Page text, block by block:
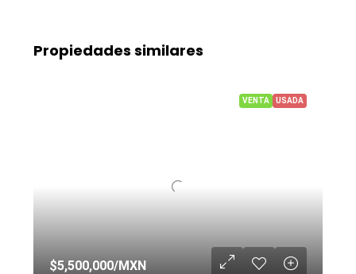
Propiedades similares
VENTA USADA
$5,500,000/MXN